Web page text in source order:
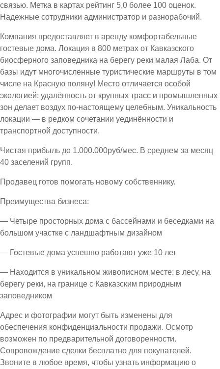
связью. Метка в картах рейтинг 5,0 более 100 оценок.
Надежные сотрудники администратор и разнорабочий.
Компания предоставляет в аренду комфортабельные
гостевые дома. Локация в 800 метрах от Кавказского
биосферного заповедника на берегу реки малая Лаба. От
базы идут многочисленные туристические маршруты в том
числе на Красную поляну! Место отличается особой
экологией: удалённость от крупных трасс и промышленных
зон делает воздух по-настоящему целебным. Уникальность
локации — в редком сочетании уединённости и
транспортной доступности.
Чистая прибыль до 1.000.000руб/мес. В среднем за месяц
40 заселений групп.
Продавец готов помогать новому собственнику.
Преимущества бизнеса:
— Четыре просторных дома с бассейнами и беседками на
большом участке с ландшафтным дизайном
— Гостевые дома успешно работают уже 10 лет
— Находится в уникальном живописном месте: в лесу, на
берегу реки, на границе с Кавказским природным
заповедником
Адрес и фотографии могут быть изменены для
обеспечения конфиденциальности продажи. Осмотр
возможен по предварительной договоренности.
Сопровождение сделки бесплатно для покупателей.
Звоните в любое время, чтобы узнать информацию о